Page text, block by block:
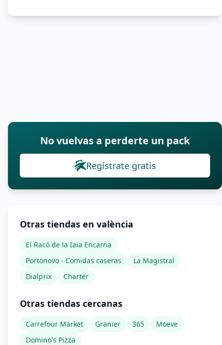
No vuelvas a perderte un pack
Regístrate gratis
Otras tiendas en valència
El Racó de la Iaia Encarna
Portonovo - Comidas caseras
La Magistral
Dialprix
Charter
Otras tiendas cercanas
Carrefour Market Granier 365
Moeve
Domino's Pizza